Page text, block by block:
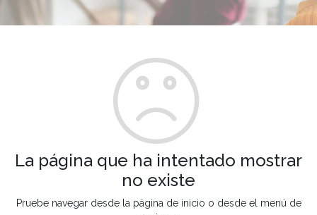
La página que ha intentado mostrar
no existe
Pruebe navegar desde la página de inicio o desde el menú de